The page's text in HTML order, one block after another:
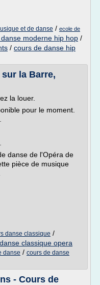
et de danse / ecole de
moderne hip hop /
/ cours de danse hip
la Barre,
la louer.
pour le moment.
danse de l'Opéra de
pièce de musique
danse classique /
danse classique opera
danse / cours de danse
- Cours de